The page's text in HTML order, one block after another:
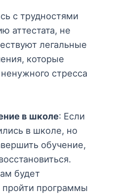
с трудностями
аттестата, не
легальные
которые
стресса
в школе: Если
в школе, но
обучение,
будет
программы